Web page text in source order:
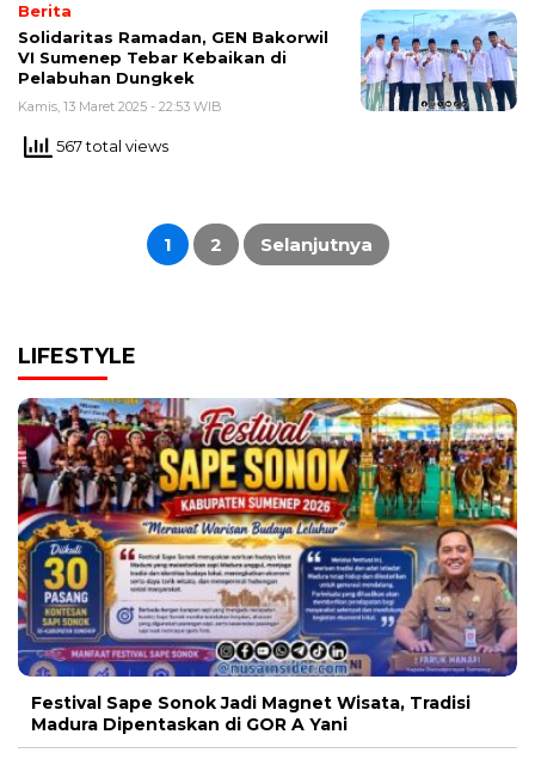
Berita
Solidaritas Ramadan, GEN Bakorwil
VI Sumenep Tebar Kebaikan di
Pelabuhan Dungkek
Kamis, 13 Maret 2025 - 22:53 WIB
567 total views
Paginasi
1 2 Selanjutnya
LIFESTYLE
Festival Sape Sonok Jadi Magnet Wisata, Tradisi
Madura Dipentaskan di GOR A Yani